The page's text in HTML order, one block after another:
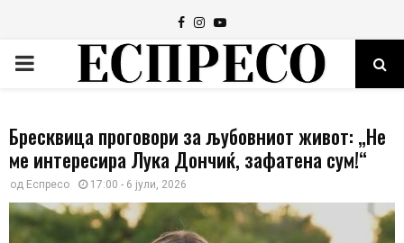
Facebook
Instagram
Youtube
PRIMARY
Бресквица проговори за љубовниот живот: „Не
ме интересира Лука Дончиќ, зафатена сум!“
од Еспресо 17:00 - 6 јули, 2026